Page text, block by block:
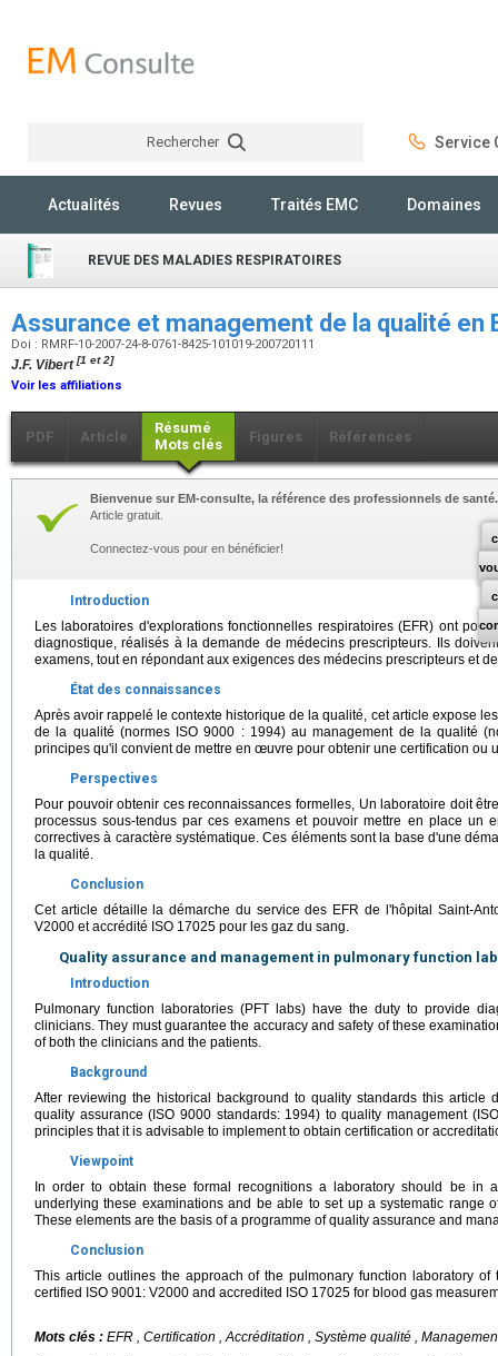
Rechercher Service
Actualités Revues Traités EMC Domaines
REVUE DES MALADIES RESPIRATOIRES
Assurance et management de la qualité en
Doi : RMRF-10-2007-24-8-0761-8425-101019-200720111
J.F. Vibert[1 et 2]
Voir les affiliations
PDF Article
Résumé
Mots clés
Figures Références
Bienvenue sur EM-consulte, la référence des professionnels de santé.
Article gratuit.
Connectez-vous pour en bénéficier!
Introduction
Les laboratoires d'explorations fonctionnelles respiratoires (EFR) ont
diagnostique, réalisés à la demande de médecins prescripteurs. Ils
examens, tout en répondant aux exigences des médecins prescripteurs et
État des connaissances
Après avoir rappelé le contexte historique de la qualité, cet article expose
de la qualité (normes ISO 9000 : 1994) au management de la qualité
principes qu'il convient de mettre en œuvre pour obtenir une certification ou
Perspectives
Pour pouvoir obtenir ces reconnaissances formelles, Un laboratoire doit
processus sous-tendus par ces examens et pouvoir mettre en place un
correctives à caractère systématique. Ces éléments sont la base d'une
la qualité.
Conclusion
Cet article détaille la démarche du service des EFR de l'hôpital Saint-
V2000 et accrédité ISO 17025 pour les gaz du sang.
Quality assurance and management in pulmonary function
Introduction
Pulmonary function laboratories (PFT labs) have the duty to provide
clinicians. They must guarantee the accuracy and safety of these
of both the clinicians and the patients.
Background
After reviewing the historical background to quality standards this article
quality assurance (ISO 9000 standards: 1994) to quality management
principles that it is advisable to implement to obtain certification or
Viewpoint
In order to obtain these formal recognitions a laboratory should be in
underlying these examinations and be able to set up a systematic range
These elements are the basis of a programme of quality assurance and
Conclusion
This article outlines the approach of the pulmonary function laboratory
certified ISO 9001: V2000 and accredited ISO 17025 for blood gas
Mots clés : EFR , Certification , Accréditation , Système qualité ,